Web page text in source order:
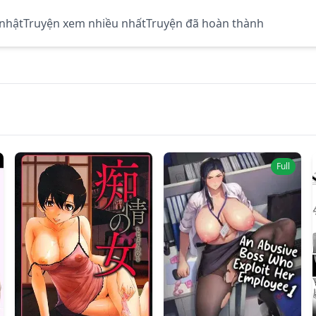
Truyện xem nhiều nhấtTruyện đã hoàn thành
Full